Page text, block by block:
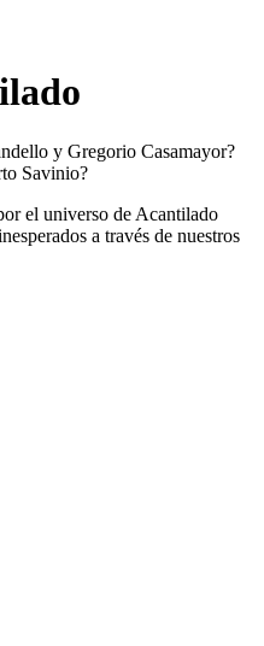
y Gregorio Casamayor?
Savinio?
el universo de Acantilado
a través de nuestros